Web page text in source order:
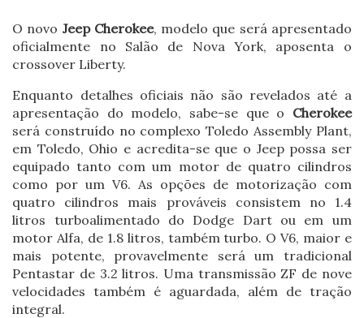
O novo Jeep Cherokee, modelo que será apresentado
oficialmente no Salão de Nova York, aposenta o
crossover Liberty.
Enquanto detalhes oficiais não são revelados até a
apresentação do modelo, sabe-se que o Cherokee
será construído no complexo Toledo Assembly Plant,
em Toledo, Ohio e acredita-se que o Jeep possa ser
equipado tanto com um motor de quatro cilindros
como por um V6. As opções de motorização com
quatro cilindros mais prováveis consistem no 1.4
litros turboalimentado do Dodge Dart ou em um
motor Alfa, de 1.8 litros, também turbo. O V6, maior e
mais potente, provavelmente será um tradicional
Pentastar de 3.2 litros. Uma transmissão ZF de nove
velocidades também é aguardada, além de tração
integral.